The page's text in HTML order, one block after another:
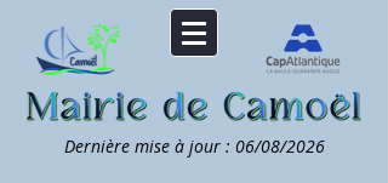
Dernière mise à jour : 06/08/2026